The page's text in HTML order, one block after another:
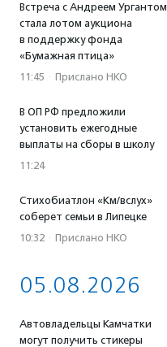
Встреча с Андреем Ургантом
стала лотом аукциона
в поддержку фонда
«Бумажная птица»
11:45 · Прислано НКО
В ОП РФ предложили
установить ежегодные
выплаты на сборы в школу
11:24
Стихобиатлон «Км/вслух»
соберет семьи в Липецке
10:32 · Прислано НКО
05.08.2026
Автовладельцы Камчатки
могут получить стикеры